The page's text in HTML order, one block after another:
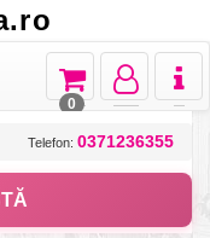
Toggle
Toggle
navigation
Toggle
navigation
0
Telefon: 0371236355